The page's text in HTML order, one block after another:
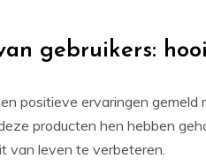
gebruikers:
positieve ervaringen
producten hen hebben
van leven te verbeteren.